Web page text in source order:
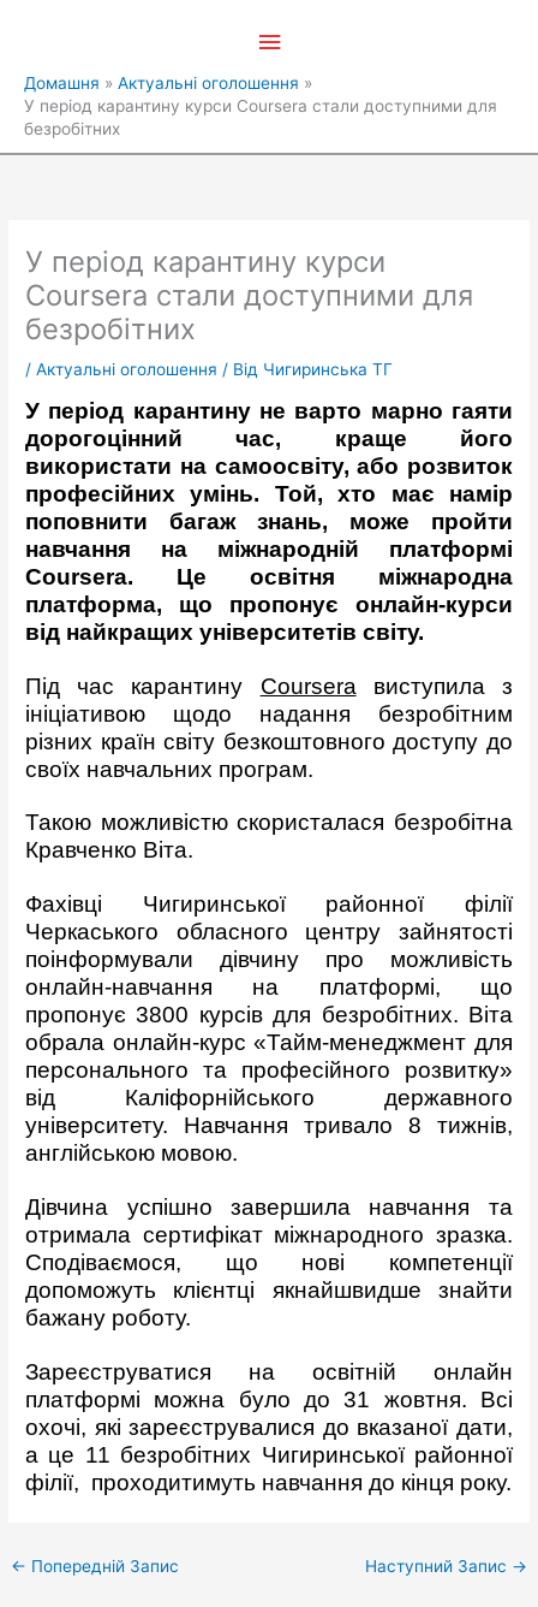
меню
Домашня
Актуальні оголошення
У період карантину курси Coursera стали доступними для
безробітних
У період карантину курси
Coursera стали доступними для
безробітних
/Актуальні оголошення / Від Чигиринська ТГ
У період карантину не варто марно гаяти
дорогоцінний час, краще його
використати на самоосвіту, або розвиток
професійних умінь. Той, хто має намір
поповнити багаж знань, може пройти
навчання на міжнародній платформі
Coursera. Це освітня міжнародна
платформа, що пропонує онлайн-курси
від найкращих університетів світу.
Під час карантину Coursera виступила з
ініціативою щодо надання безробітним
різних країн світу безкоштовного доступу до
своїх навчальних програм.
Такою можливістю скористалася безробітна
Кравченко Віта.
Фахівці Чигиринської районної філії
Черкаського обласного центру зайнятості
поінформували дівчину про можливість
онлайн-навчання на платформі, що
пропонує 3800 курсів для безробітних. Віта
обрала онлайн-курс «Тайм-менеджмент для
персонального та професійного розвитку»
від Каліфорнійського державного
університету. Навчання тривало 8 тижнів,
англійською мовою.
Дівчина успішно завершила навчання та
отримала сертифікат міжнародного зразка.
Сподіваємося, що нові компетенції
допоможуть клієнтці якнайшвидше знайти
бажану роботу.
Зареєструватися на освітній онлайн
платформі можна було до 31 жовтня. Всі
охочі, які зареєструвалися до вказаної дати,
а це 11 безробітних Чигиринської районної
філії, проходитимуть навчання до кінця року.
← Попередній Запис Наступний Запис →